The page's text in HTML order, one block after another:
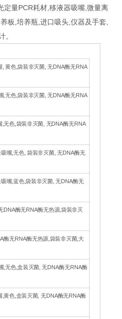
定量PCR耗材,移液器吸嘴,微量离
板,培养瓶,进口吸头,仪器及手套,
。
黄色,袋装非灭菌, 无DNA酶无RNA
,无色,袋装非灭菌, 无DNA酶无RNA
无色,袋装非灭菌, 无DNA酶无RNA
嘴,无色, 袋装非灭菌, 无DNA酶无
嘴,蓝色,袋装非灭菌, 无DNA酶无
DNA酶无RNA酶无热源,袋装非灭
酶无RNA酶无热源,袋装非灭菌,大
,无色,盒装灭菌, 无DNA酶无RNA酶
黄色,盒装灭菌, 无DNA酶无RNA酶